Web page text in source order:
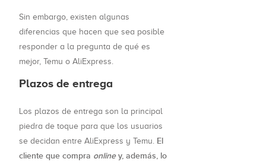
Sin embargo, existen algunas
diferencias que hacen que sea posible
responder a la pregunta de qué es
mejor, Temu o AliExpress.
Plazos de entrega
Los plazos de entrega son la principal
piedra de toque para que los usuarios
se decidan entre AliExpress y Temu. El
cliente que compra onliney, además, lo